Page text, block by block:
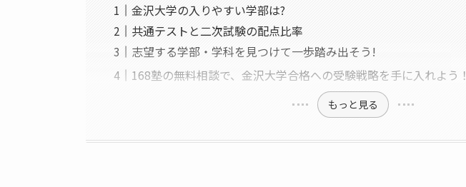
金沢大学の入りやすい学部は?
共通テストと二次試験の配点比率
志望する学部・学科を見つけて一歩踏み出そう!
168塾の無料相談で、金沢大学合格への受験戦略を手に入れよう！
もっと見る